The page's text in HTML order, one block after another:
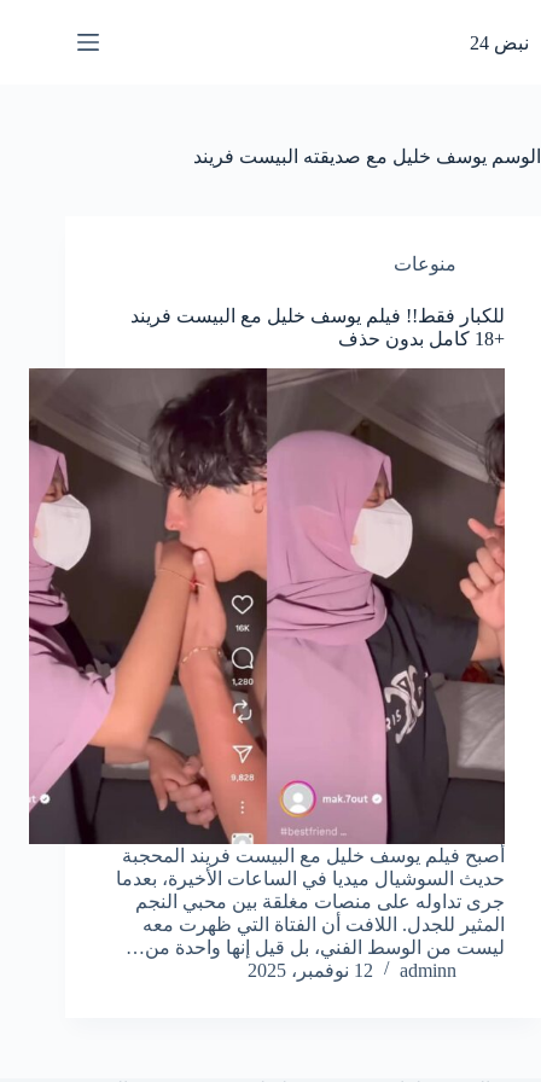
المحتوى
نبض 24
الوسم يوسف خليل مع صديقته البيست فريند
منوعات
للكبار فقط!! فيلم يوسف خليل مع البيست فريند
+18 كامل بدون حذف
أصبح فيلم يوسف خليل مع البيست فريند المحجبة
حديث السوشيال ميديا في الساعات الأخيرة، بعدما
جرى تداوله على منصات مغلقة بين محبي النجم
المثير للجدل. اللافت أن الفتاة التي ظهرت معه
ليست من الوسط الفني، بل قيل إنها واحدة من…
adminn
12 نوفمبر، 2025